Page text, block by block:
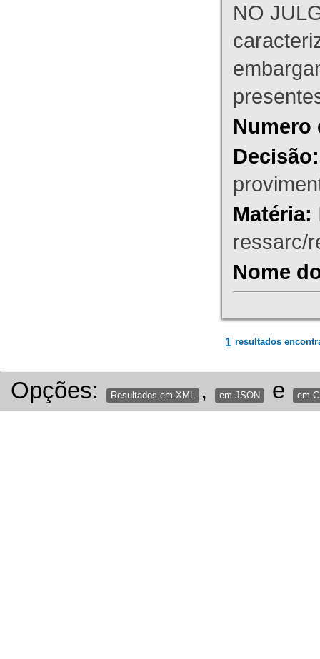
NO
Numero
Decisão:
Matéria:
ressarc/
Nome
1 resultados
Opções: Resultados em XML , em JSON e em